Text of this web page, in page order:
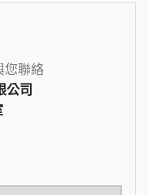
您聯絡
公司